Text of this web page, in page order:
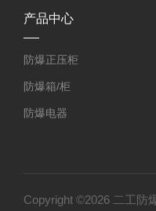
产品中心
防爆正压柜
防爆箱/柜
防爆电器
防爆小产品
Copyright ©2026 二工